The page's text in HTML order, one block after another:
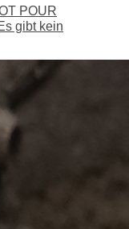
POUR
gibt kein